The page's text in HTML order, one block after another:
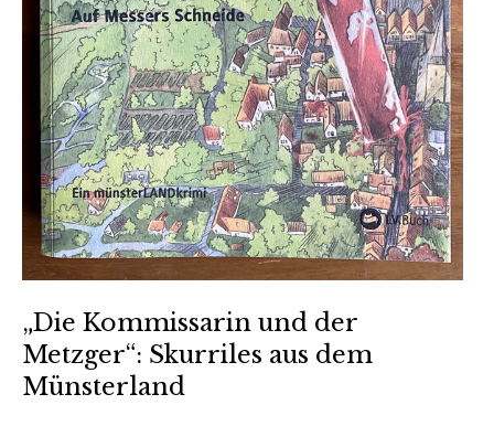
„Die Kommissarin und der
Metzger“: Skurriles aus dem
Münsterland